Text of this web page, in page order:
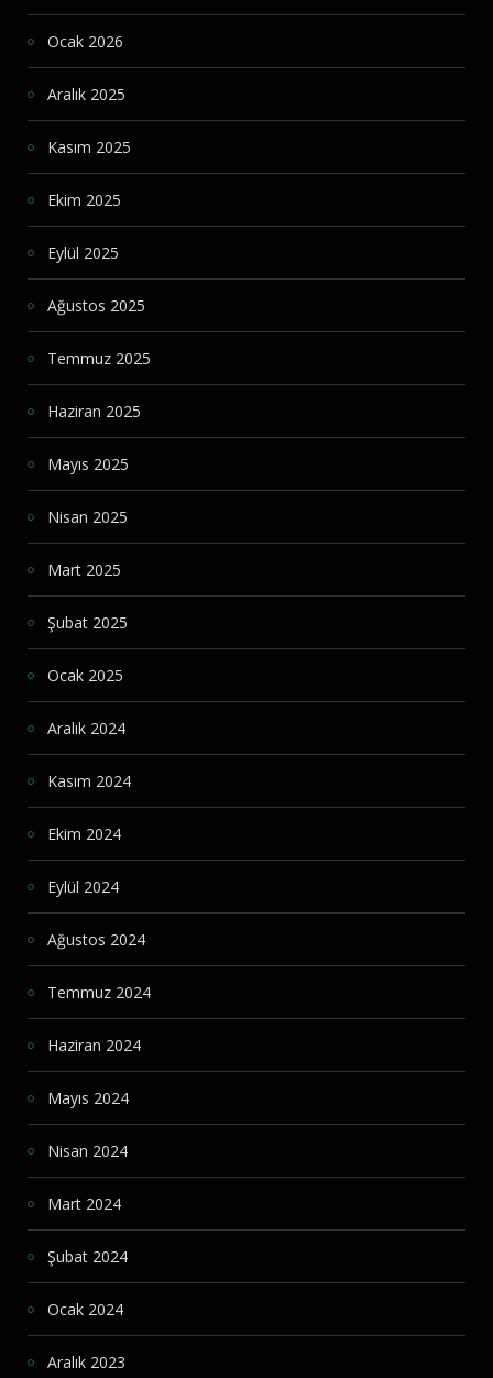
Ocak 2026
Aralık 2025
Kasım 2025
Ekim 2025
Eylül 2025
Ağustos 2025
Temmuz 2025
Haziran 2025
Mayıs 2025
Nisan 2025
Mart 2025
Şubat 2025
Ocak 2025
Aralık 2024
Kasım 2024
Ekim 2024
Eylül 2024
Ağustos 2024
Temmuz 2024
Haziran 2024
Mayıs 2024
Nisan 2024
Mart 2024
Şubat 2024
Ocak 2024
Aralık 2023